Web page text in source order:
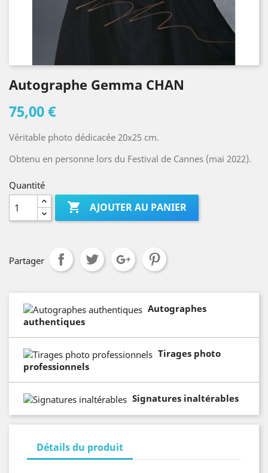
Autographe Gemma CHAN
75,00 €
Véritable photo dédicacée 20x25 cm.
Obtenu en personne lors du Festival de Cannes (mai 2022).
Quantité
 AJOUTER AU PANIER
Partager
Autographes
authentiques
Tirages photo
professionnels
Signatures inaltérables
Détails du produit